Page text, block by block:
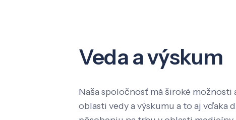
Veda a výskum
Naša spoločnosť má široké možnosti
oblasti vedy a výskumu a to aj vďaka